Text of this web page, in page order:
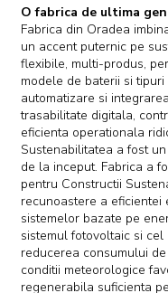
O fabrica de ultima
Fabrica din Oradea
un accent puternic pe
flexibile, multi-produs,
modele de baterii si
automatizare si
trasabilitate digitala,
eficienta operationala
Sustenabilitatea a fost
de la inceput. Fabrica a
pentru Constructii
recunoastere a eficientei
sistemelor bazate pe
sistemul fotovoltaic si
reducerea consumului
conditii meteorologice
regenerabila suficienta